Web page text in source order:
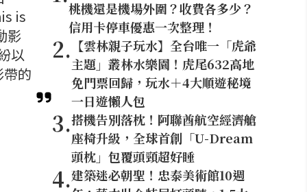
is
影
以
的
桃機還是機場外圍？收費各多少？
信用卡停車優惠一次整理！
2. 【雲林親子玩水】全台唯一「虎爺
主題」叢林水樂園！虎尾632高地
免門票回歸，玩水＋4大順遊秘境
一日遊懶人包
3.搭機告別落枕！阿聯酋航空經濟艙
座椅升級，全球首創「U-Dream
頭枕」包覆頭頸超好睡
4.建築迷必朝聖！忠泰美術館10週